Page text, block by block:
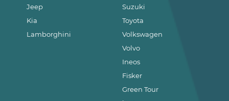
Jeep
Kia
Lamborghini
Suzuki
Toyota
Volkswagen
Volvo
Ineos
Fisker
Green Tour